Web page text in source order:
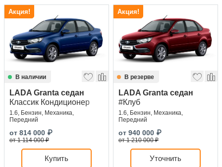
Акция!
В наличии
LADA Granta седан
Классик Кондиционер
1.6, Бензин, Механика,
Передний
от 814 000 ₽
от 1 114 000 ₽
Купить
Акция!
В резерве
LADA Granta седан
#Клуб
1.6, Бензин, Механика,
Передний
от 940 000 ₽
от 1 210 000 ₽
Уточнить